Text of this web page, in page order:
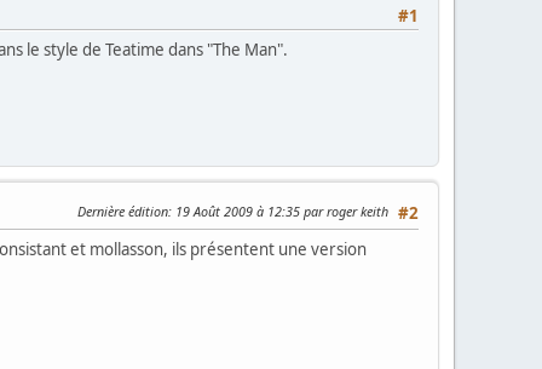
#1
le style de Teatime dans "The Man".
#2
Dernière édition: 19 Août 2009 à 12:35 par roger keith
et mollasson, ils présentent une version